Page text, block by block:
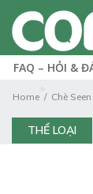
FAQ – HỎI &
Home Chè Seen
THỂ LOẠI